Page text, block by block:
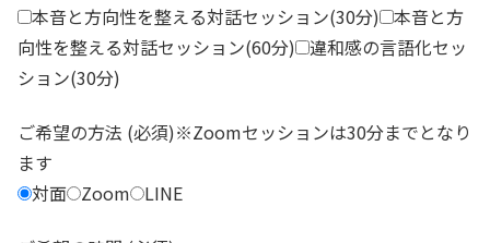
本音と方向性を整える対話セッション(30分) 本音と方
向性を整える対話セッション(60分) 違和感の言語化セッ
ション(30分)
ご希望の方法 (必須)※Zoomセッションは30分までとなり
ます
対面 Zoom LINE